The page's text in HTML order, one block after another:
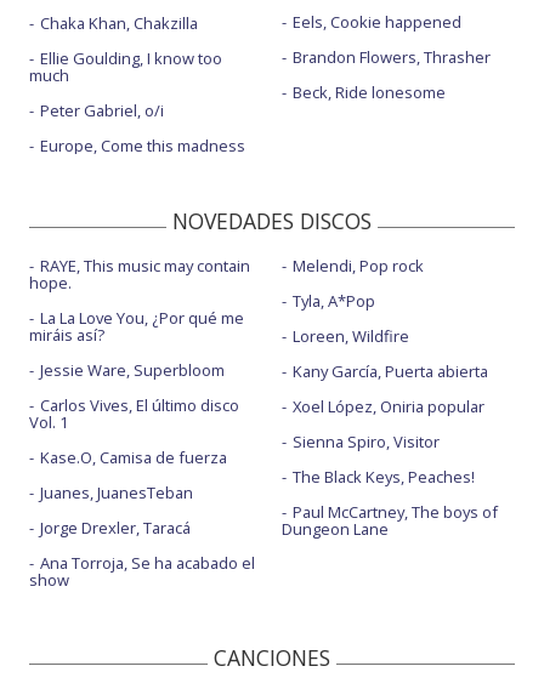
Chaka Khan, Chakzilla
Ellie Goulding, I know too
much
Peter Gabriel, o/i
Europe, Come this madness
Eels, Cookie happened
Brandon Flowers, Thrasher
Beck, Ride lonesome
NOVEDADES DISCOS
RAYE, This music may contain
hope.
La La Love You, ¿Por qué me
miráis así?
Jessie Ware, Superbloom
Carlos Vives, El último disco
Vol. 1
Kase.O, Camisa de fuerza
Juanes, JuanesTeban
Jorge Drexler, Taracá
Ana Torroja, Se ha acabado el
show
Melendi, Pop rock
Tyla, A*Pop
Loreen, Wildfire
Kany García, Puerta abierta
Xoel López, Oniria popular
Sienna Spiro, Visitor
The Black Keys, Peaches!
Paul McCartney, The boys of
Dungeon Lane
CANCIONES